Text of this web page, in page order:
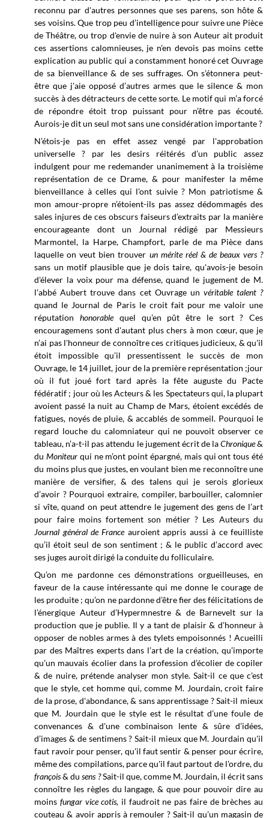
reconnu par d'autres personnes que ses parens, son hôte &
ses voisins. Que trop peu d’intelligence pour suivre une Pièce
de Théâtre, ou trop d'envie de nuire à son Auteur ait produit
ces assertions calomnieuses, je n’en devois pas moins cette
explication au public qui a constamment honoré cet Ouvrage
de sa bienveillance & de ses suffrages. On s’étonnera peut-
être que j'aie opposé d’autres armes que le silence & mon
succès à des détracteurs de cette sorte. Le motif qui m’a forcé
de répondre étoit trop puissant pour n’être pas écouté.
Aurois-je dit un seul mot sans une considération importante ?
N’étois-je pas en effet assez vengé par l'approbation
universelle ? par les desirs réitérés d’un public assez
indulgent pour me redemander unanimement à la troisième
représentation de ce Drame, & pour manifester la même
bienveillance à celles qui l’ont suivie ? Mon patriotisme &
mon amour-propre n’étoient-ils pas assez dédommagés des
sales injures de ces obscurs faiseurs d’extraits par la manière
encourageante dont un Journal rédigé par Messieurs
Marmontel, la Harpe, Champfort, parle de ma Pièce dans
laquelle on veut bien trouver un mérite réel & de beaux vers?
sans un motif plausible que je dois taire, qu'avois-je besoin
d'élever la voix pour ma défense, quand le jugement de M.
l'abbé Aubert trouve dans cet Ouvrage un véritable talent ?
quand le Journal de Paris le croit fait pour me valoir une
réputation honorable quel qu’en pût être le sort ? Ces
encouragemens sont d'autant plus chers à mon cœur, que je
n’ai pas l'honneur de connoître ces critiques judicieux, & qu'il
étoit impossible qu’il pressentissent le succès de mon
Ouvrage, le 14 juillet, jour de la première représentation ;jour
où il fut joué fort tard après la fête auguste du Pacte
fédératif ; jour où les Acteurs & les Spectateurs qui, la plupart
avoient passé la nuit au Champ de Mars, étoient excédés de
fatigues, noyés de pluie, & accablés de sommeil. Pourquoi le
regard louche du calomniateur qui ne pouvoit observer ce
tableau, n’a-t-il pas attendu le jugement écrit de laChronique&
duMoniteur qui ne m’ont point épargné, mais qui ont tous été
du moins plus que justes, en voulant bien me reconnoître une
manière de versifier, & des talens qui je serois glorieux
d’avoir ? Pourquoi extraire, compiler, barbouiller, calomnier
si vîte, quand on peut attendre le jugement des gens de l’art
pour faire moins fortement son métier ? Les Auteurs du
Journal général de Franceauroient appris aussi à ce feuilliste
qu’il étoit seul de son sentiment ; & le public d’accord avec
ses juges auroit dirigé la conduite du folliculaire.
Qu’on me pardonne ces démonstrations orgueilleuses, en
faveur de la cause intéressante qui me donne le courage de
les produite ; qu’on ne pardonne d’être fier des félicitations de
l’énergique Auteur d’Hypermnestre & de Barnevelt sur la
production que je publie. Il y a tant de plaisir & d’honneur à
opposer de nobles armes à des tylets empoisonnés ! Acueilli
par des Maîtres experts dans l’art de la création, qu’importe
qu’un mauvais écolier dans la profession d’écolier de copiler
& de nuire, prétende analyser mon style. Sait-il ce que c’est
que le style, cet homme qui, comme M. Jourdain, croit faire
de la prose, d'abondance, & sans apprentissage ? Sait-il mieux
que M. Jourdain que le style est le résultat d’une foule de
convenances & d'une combinaison lente & sûre d’idées,
d’images & de sentimens ? Sait-il mieux que M. Jourdain qu'il
faut ravoir pour penser, qu'il faut sentir & penser pour écrire,
même des compilations, parce qu'il faut partout de l'ordre, du
françois& dusens ?Sait-il que, comme M. Jourdain, il écrit sans
connoître les règles du langage, & que pour pouvoir dire au
moins fungarvice cotis, il faudroit ne pas faire de brèches au
couteau & avoir appris à remouler ? Sait-il qu’un magasin de